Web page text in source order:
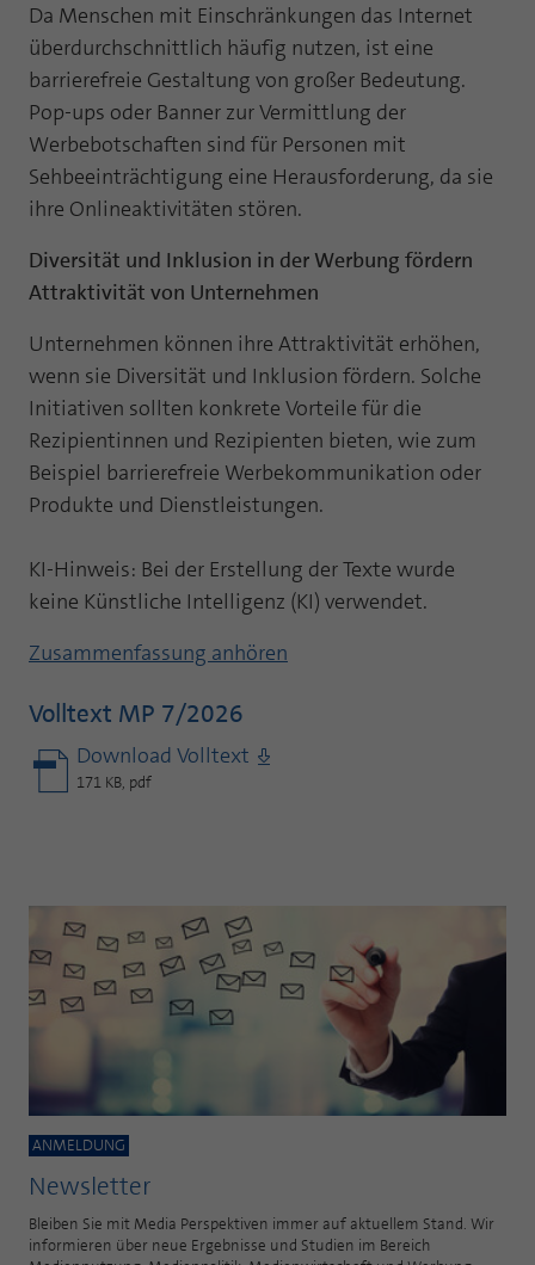
Da Menschen mit Einschränkungen das Internet
überdurchschnittlich häufig nutzen, ist eine
barrierefreie Gestaltung von großer Bedeutung.
Pop-ups oder Banner zur Vermittlung der
Werbebotschaften sind für Personen mit
Sehbeeinträchtigung eine Herausforderung, da sie
ihre Onlineaktivitäten stören.
Diversität und Inklusion in der Werbung fördern
Attraktivität von Unternehmen
Unternehmen können ihre Attraktivität erhöhen,
wenn sie Diversität und Inklusion fördern. Solche
Initiativen sollten konkrete Vorteile für die
Rezipientinnen und Rezipienten bieten, wie zum
Beispiel barrierefreie Werbekommunikation oder
Produkte und Dienstleistungen.
KI-Hinweis: Bei der Erstellung der Texte wurde
keine Künstliche Intelligenz (KI) verwendet.
Zusammenfassung anhören
Volltext MP 7/2026
Download Volltext
171 KB, pdf
ANMELDUNG
Newsletter
Bleiben Sie mit Media Perspektiven immer auf aktuellem Stand. Wir
informieren über neue Ergebnisse und Studien im Bereich